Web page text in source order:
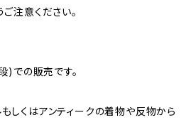
ご注意ください。
)での販売です。
しくはアンティークの着物や反物から